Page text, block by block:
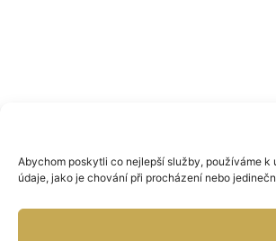
Abychom poskytli co nejlepší služby, používáme
údaje, jako je chování při procházení nebo